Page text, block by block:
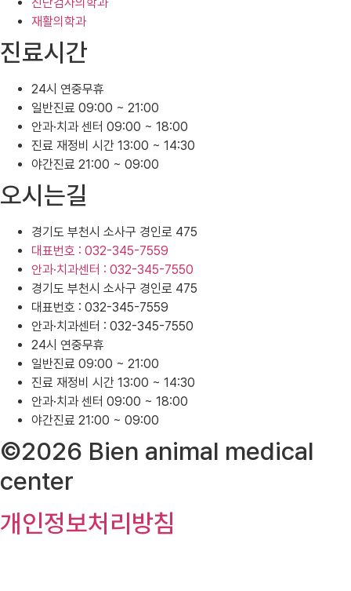
재활의학과
진료시간
24시 연중무휴
일반진료 09:00 ~ 21:00
안과·치과 센터 09:00 ~ 18:00
진료 재정비 시간 13:00 ~ 14:30
야간진료 21:00 ~ 09:00
오시는길
경기도 부천시 소사구 경인로 475
대표번호 : 032-345-7559
안과·치과센터 : 032-345-7550
경기도 부천시 소사구 경인로 475
대표번호 : 032-345-7559
안과·치과센터 : 032-345-7550
24시 연중무휴
일반진료 09:00 ~ 21:00
진료 재정비 시간 13:00 ~ 14:30
안과·치과 센터 09:00 ~ 18:00
야간진료 21:00 ~ 09:00
©2026 Bien animal medical
center
개인정보처리방침